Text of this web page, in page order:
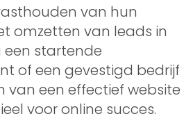
van hun
omzetten van leads in
een startende
of een gevestigd bedrijf
van een effectief website
voor online succes.